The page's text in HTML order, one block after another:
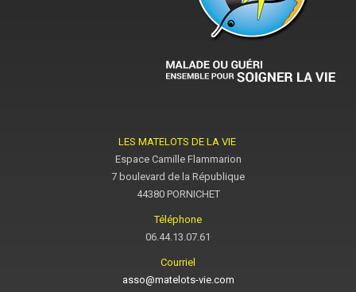
LES MATELOTS DE LA VIE
Espace Camille Flammarion
7 boulevard de la République
44380 PORNICHET
Téléphone
06.44.13.07.61
Courriel
asso@matelots-vie.com